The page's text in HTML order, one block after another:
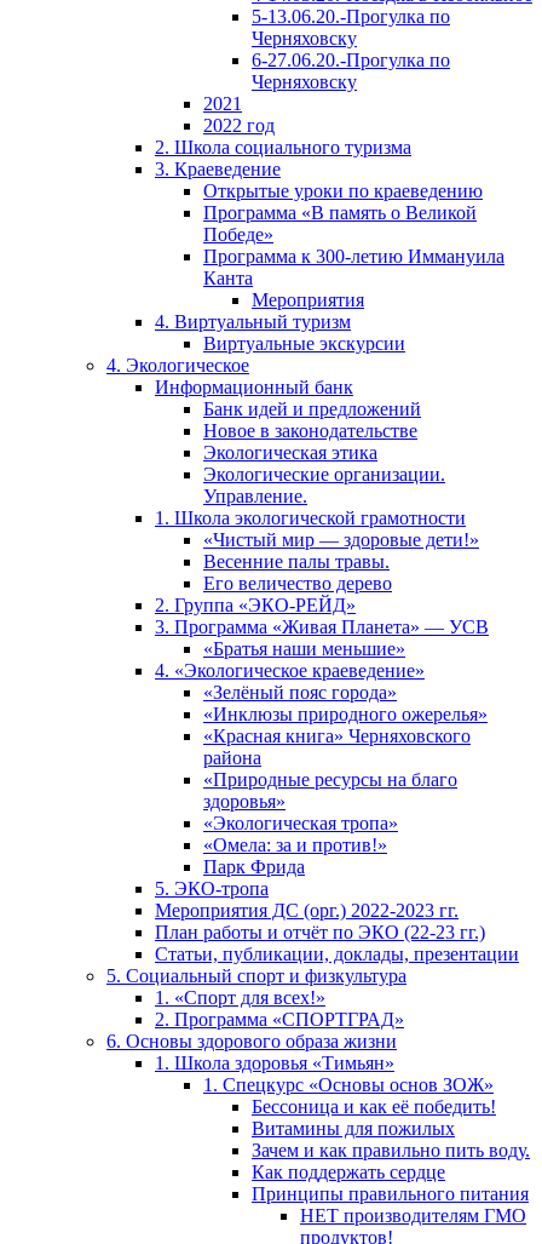
5-13.06.20.-Прогулка по
Черняховску
6-27.06.20.-Прогулка по
Черняховску
2021
2022 год
2. Школа социального туризма
3. Краеведение
Открытые уроки по краеведению
Программа «В память о Великой
Победе»
Программа к 300-летию Иммануила
Канта
Мероприятия
4. Виртуальный туризм
Виртуальные экскурсии
4. Экологическое
Информационный банк
Банк идей и предложений
Новое в законодательстве
Экологическая этика
Экологические организации.
Управление.
1. Школа экологической грамотности
«Чистый мир — здоровые дети!»
Весенние палы травы.
Его величество дерево
2. Группа «ЭКО-РЕЙД»
3. Программа «Живая Планета» — УСВ
«Братья наши меньшие»
4. «Экологическое краеведение»
«Зелёный пояс города»
«Инклюзы природного ожерелья»
«Красная книга» Черняховского
района
«Природные ресурсы на благо
здоровья»
«Экологическая тропа»
«Омела: за и против!»
Парк Фрида
5. ЭКО-тропа
Мероприятия ДС (орг.) 2022-2023 гг.
План работы и отчёт по ЭКО (22-23 гг.)
Статьи, публикации, доклады, презентации
5. Социальный спорт и физкультура
1. «Спорт для всех!»
2. Программа «СПОРТГРАД»
6. Основы здорового образа жизни
1. Школа здоровья «Тимьян»
1. Спецкурс «Основы основ ЗОЖ»
Бессоница и как её победить!
Витамины для пожилых
Зачем и как правильно пить воду.
Как поддержать сердце
Принципы правильного питания
НЕТ производителям ГМО
продуктов!